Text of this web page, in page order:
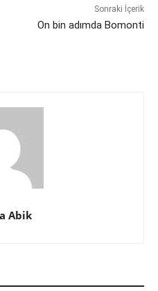
Sonraki İçerik
On bin adımda Bomonti
Abik